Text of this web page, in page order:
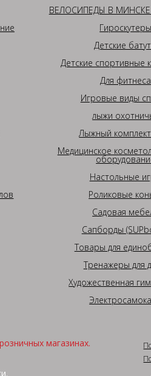
ВЕЛОСИПЕДЫ В МИНСКЕ
Гироскутеры
Детские
Детские спортивные
Для фитнеса
Игровые виды
лыжи
Лыжный
Медицинское
Настольные
Роликовые
Садовая
Сапборды
Товары для
Тренажеры для
Художественная
магазинах.